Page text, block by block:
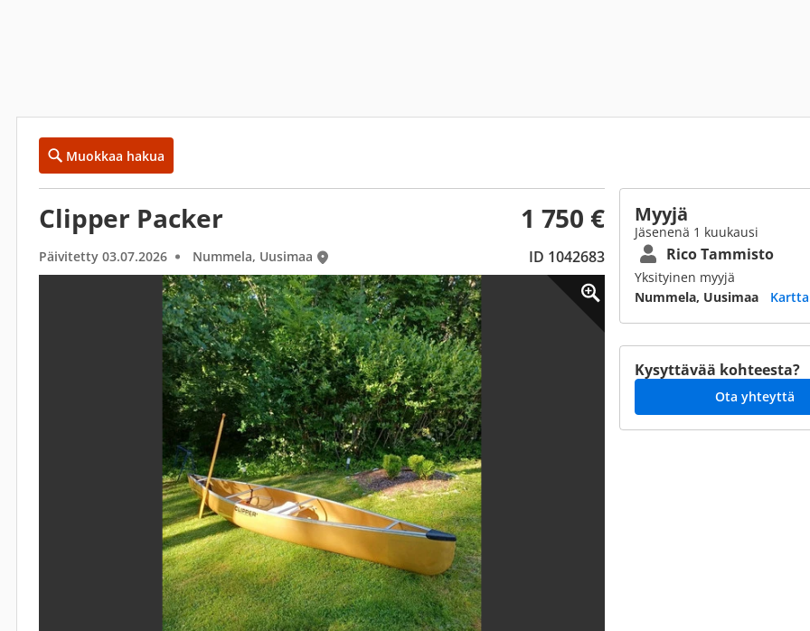
Muokkaa hakua
Clipper Packer 1 750 €
Päivitetty 03.07.2026 Nummela, Uusimaa ID 1042683
Myyjä
Jäsenenä 1 kuukausi
Rico Tammisto
Yksityinen myyjä
Nummela, Uusimaa
Kartta
Kysyttävää kohteesta?
Ota yhteyttä